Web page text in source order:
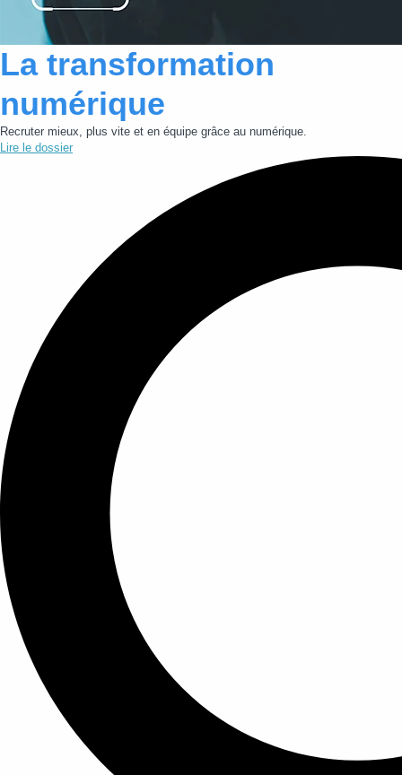
La transformation
numérique
Recruter mieux, plus vite et en équipe grâce au numérique.
Lire le dossier